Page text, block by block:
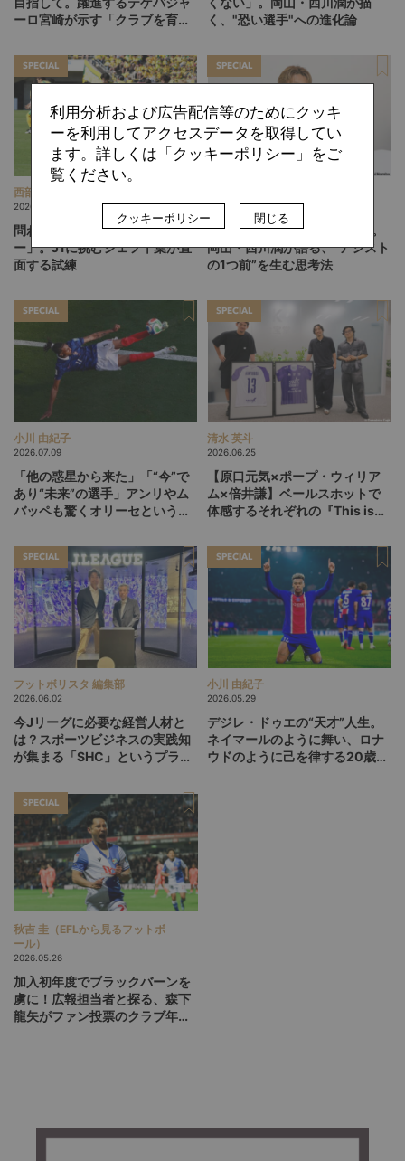
ーロ宮崎が示す「クラブを育て
く、"恐い選手"への進化論
SPECIAL
西部 謙司
2026.08.03
問われる「自分たちのサッカ
ー」。J1に挑むジェフ千葉が直
面する試練
SPECIAL
2026.08.03
「一番いいルートが見える」。
岡山・西川潤が語る、“アシスト
の1つ前”を生む思考法
SPECIAL
小川 由紀子
2026.07.09
「他の惑星から来た」「“今”で
あり“未来”の選手」アンリやム
バッペも驚くオリーセというフ
SPECIAL
清水 英斗
2026.06.25
【原口元気×ポープ・ウィリア
ム×倍井謙】ベールスホットで
体感するそれぞれの『This is
SPECIAL
フットボリスタ 編集部
2026.06.02
今Jリーグに必要な経営人材と
は？スポーツビジネスの実践知
が集まる「SHC」というプラッ
SPECIAL
小川 由紀子
2026.05.29
デジレ・ドゥエの“天才”人生。
ネイマールのように舞い、ロナ
ウドのように己を律する20歳
SPECIAL
秋吉 圭（EFLから見るフットボ
ール）
2026.05.26
加入初年度でブラックバーンを
虜に！広報担当者と探る、森下
龍矢がファン投票のクラブ年間
利用分析および広告配信等のためにクッキ
ーを利用してアクセスデータを取得してい
ます。詳しくは「クッキーポリシー」をご
覧ください。
クッキーポリシー 閉じる